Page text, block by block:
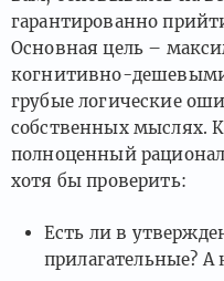
гарантированно
Основная цель –
когнитивно-
грубые логические
собственных мыслях.
полноценный
хотя бы проверить:
Есть ли в
прилагательные?